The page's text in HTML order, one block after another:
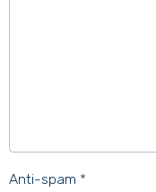
Anti-spam